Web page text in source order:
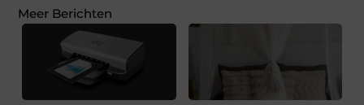
Meer Berichten